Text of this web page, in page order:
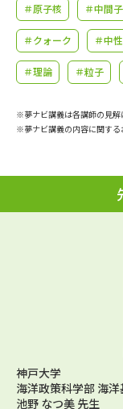
大学で学びたい学
学問のミニ講義「夢ナ
＃原子核 ＃中間
＃クォーク ＃中
＃理論 ＃粒子
※夢ナビ講義は各講師の見解
※夢ナビ講義の内容に関する
神戸大学
海洋政策科学部 海
池野 なつ美 先生